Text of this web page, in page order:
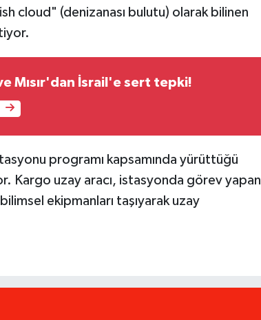
cloud" (denizanası bulutu) olarak bilinen
Mısır'dan İsrail'e sert tepki!
programı kapsamında yürüttüğü
Kargo uzay aracı, istasyonda görev yapan
ekipmanları taşıyarak uzay